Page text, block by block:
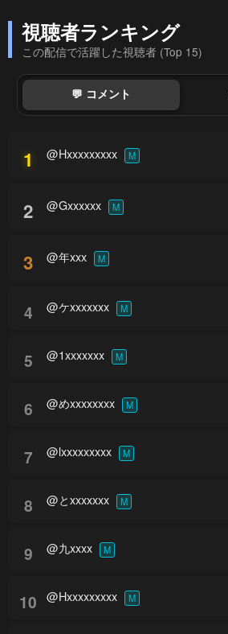
視聴者ランキング
この配信で活躍した視聴者 (Top 15)
💬 コメント
1 @Hxxxxxxxxx M
2 @Gxxxxxx M
3 @年xxx M
4 @ケxxxxxxx M
5 @1xxxxxxx M
6 @めxxxxxxxx M
7 @lxxxxxxxxx M
8 @とxxxxxxx M
9 @九xxxx M
10 @Hxxxxxxxxx M